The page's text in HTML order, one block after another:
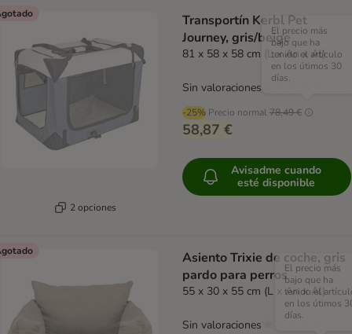
2 opciones
Transportín Kerbl Pet
Journey, gris/beige
81 x 58 x 58 cm (L x An x Al)
-25% Precio normal 78,49 €
El precio más
bajo que ha
tenido el artículo
en los útimos 30
días.
58,87 €
Sin valoraciones
Avisadme cuando
esté disponible
Asiento Trixie de coche, gris
pardo para perros
55 x 30 x 55 cm (L x An x Al)
El precio más
bajo que ha
tenido el
en los útimos
días.
Sin valoraciones